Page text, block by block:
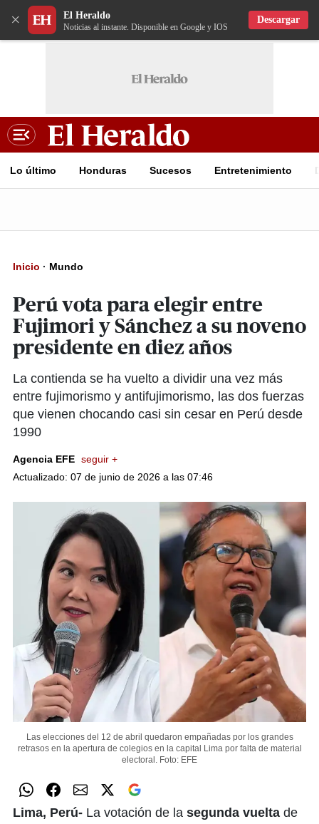
× El Heraldo
Noticias al instante. Disponible en Google y IOS
Descargar
Lo último Honduras Sucesos Entretenimiento
Inicio · Mundo
Perú vota para elegir entre
Fujimori y Sánchez a su noveno
presidente en diez años
La contienda se ha vuelto a dividir una vez más
entre fujimorismo y antifujimorismo, las dos fuerzas
que vienen chocando casi sin cesar en Perú desde
1990
Agencia EFE seguir +
Actualizado: 07 de junio de 2026 a las 07:46
Las elecciones del 12 de abril quedaron empañadas por los grandes
retrasos en la apertura de colegios en la capital Lima por falta de material
electoral. Foto: EFE
Lima, Perú- La votación de la segunda vuelta de